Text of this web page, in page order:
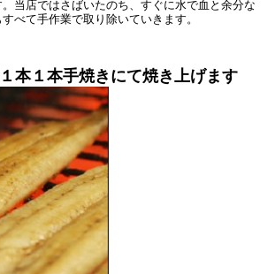
当店ではさばいたのち、すぐに水で血と余分な
べて手作業で取り除いていきます。
本１本手焼きにて焼き上げます